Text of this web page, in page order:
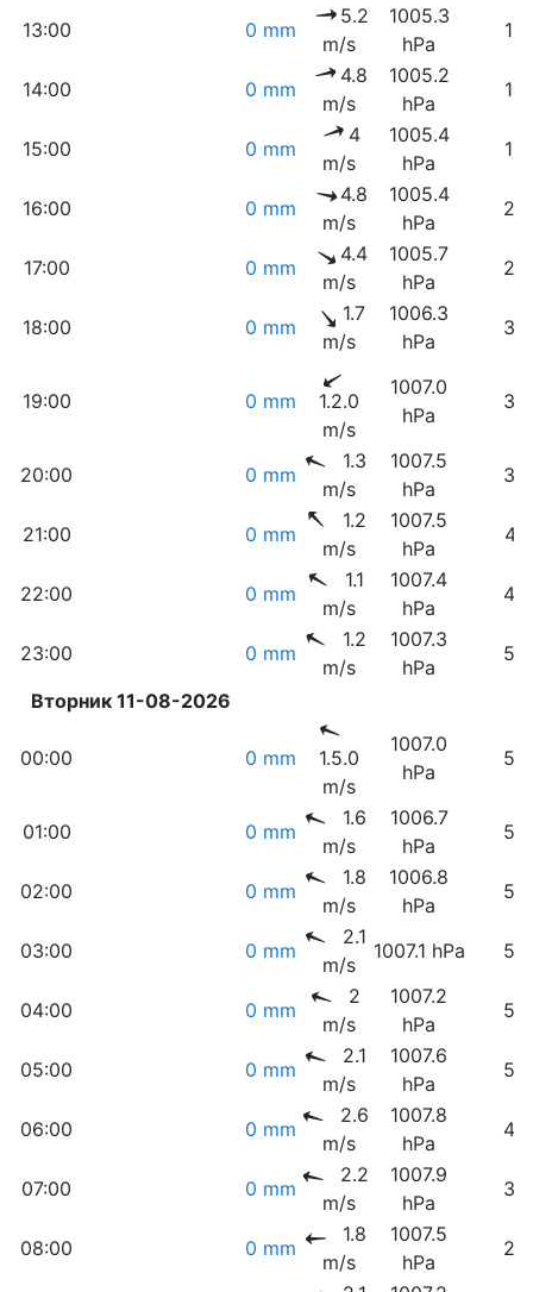
13:00 0 mm
5.2
m/s
1005.3
hPa
14:00 0 mm
4.8
m/s
1005.2
hPa
15:00 0 mm
4
m/s
1005.4
hPa
16:00 0 mm
4.8
m/s
1005.4
hPa
17:00 0 mm
4.4
m/s
1005.7
hPa
18:00 0 mm
1.7
m/s
1006.3
hPa
19:00 0 mm
1.2.0
m/s
1007.0
hPa
20:00 0 mm
1.3
m/s
1007.5
hPa
21:00 0 mm
1.2
m/s
1007.5
hPa
22:00 0 mm
1.1
m/s
1007.4
hPa
23:00 0 mm
1.2
m/s
1007.3
hPa
Вторник 11-08-2026
00:00 0 mm
1.5.0
m/s
1007.0
hPa
01:00 0 mm
1.6
m/s
1006.7
hPa
02:00 0 mm
1.8
m/s
1006.8
hPa
03:00 0 mm
2.1
m/s
1007.1 hPa
04:00 0 mm
2
m/s
1007.2
hPa
05:00 0 mm
2.1
m/s
1007.6
hPa
06:00 0 mm
2.6
m/s
1007.8
hPa
07:00 0 mm
2.2
m/s
1007.9
hPa
08:00 0 mm
1.8
m/s
1007.5
hPa